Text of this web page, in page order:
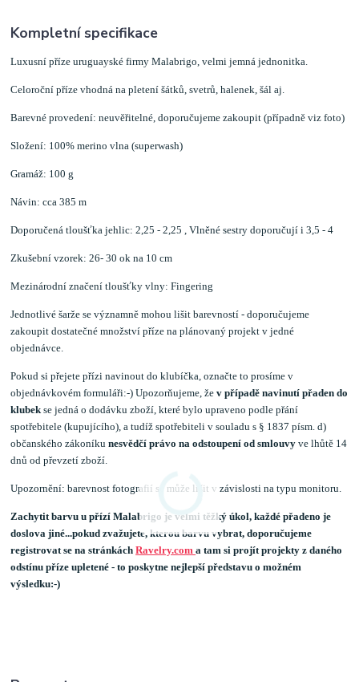
Kompletní specifikace
Luxusní příze uruguayské firmy Malabrigo, velmi jemná jednonitka.
Celoroční příze vhodná na pletení šátků, svetrů, halenek, šál aj.
Barevné provedení: neuvěřitelné, doporučujeme zakoupit (případně viz foto)
Složení: 100% merino vlna (superwash)
Gramáž: 100 g
Návin: cca 385 m
Doporučená tloušťka jehlic: 2,25 - 2,25 , Vlněné sestry doporučují i 3,5 - 4
Zkušební vzorek: 26- 30 ok na 10 cm
Mezinárodní značení tloušťky vlny: Fingering
Jednotlivé šarže se významně mohou lišit barevností - doporučujeme
zakoupit dostatečné množství příze na plánovaný projekt v jedné
objednávce.
Pokud si přejete přízi navinout do klubíčka, označte to prosíme v
objednávkovém formuláři:-) Upozorňujeme, žev případě navinutí přaden do
klubek se jedná o dodávku zboží, které bylo upraveno podle přání
spotřebitele (kupujícího), a tudíž spotřebiteli v souladu s § 1837 písm. d)
občanského zákoníkunesvědčí právo na odstoupení od smlouvy ve lhůtě 14
dnů od převzetí zboží.
Upozornění: barevnost fotografií se může lišit v závislosti na typu monitoru.
Zachytit barvu u přízí Malabrigo je velmi těžký úkol, každé přadeno je
doslova jiné...pokud zvažujete, kterou barvu vybrat, doporučujeme
registrovat se na stránkáchRavelry.coma tam si projít projekty z daného
odstínu příze upletené - to poskytne nejlepší představu o možném
výsledku:-)